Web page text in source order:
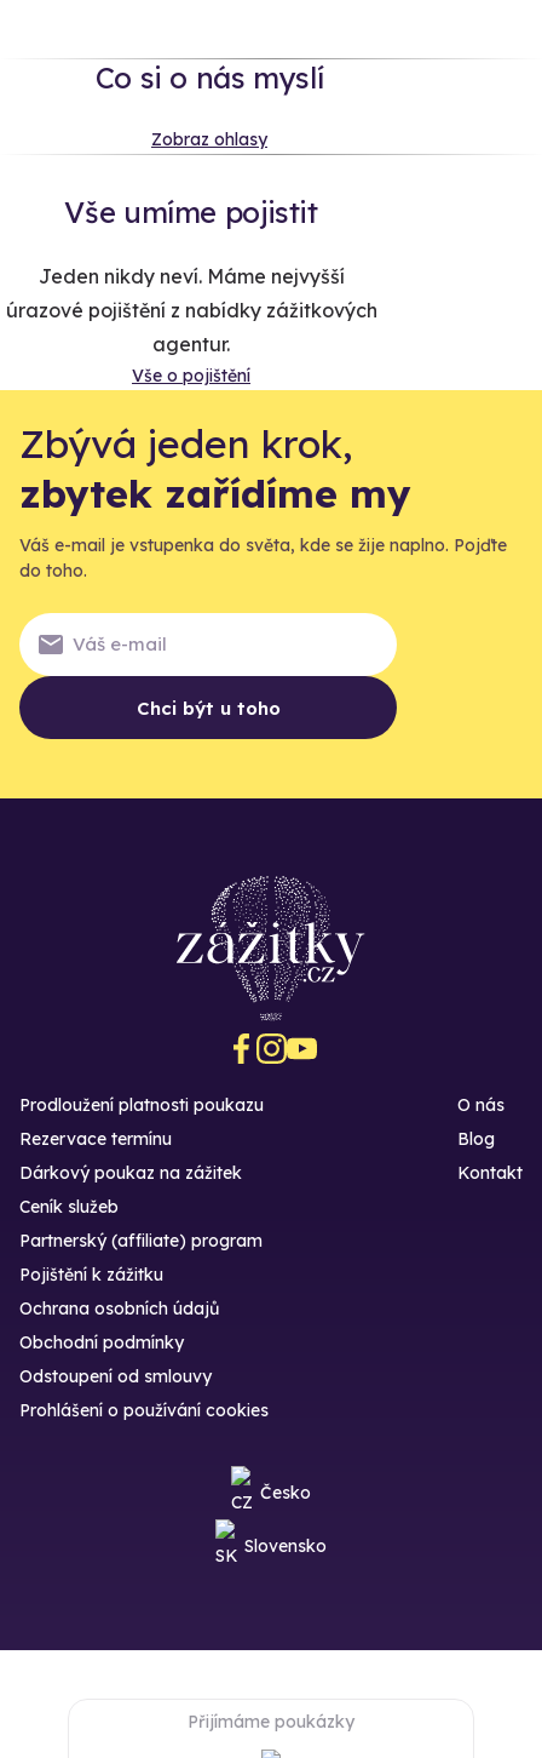
Co si o nás myslí
Zobraz ohlasy
Vše umíme pojistit
Jeden nikdy neví. Máme nejvyšší
úrazové pojištění z nabídky zážitkových
agentur.
Vše o pojištění
Zbývá jeden krok,
zbytek zařídíme my
Váš e-mail je vstupenka do světa, kde se žije naplno. Pojďte
do toho.
Chci být u toho
Prodloužení platnosti poukazu
Rezervace termínu
Dárkový poukaz na zážitek
O nás
Blog
Kontakt
Ceník služeb
Partnerský (affiliate) program
Pojištění k zážitku
Ochrana osobních údajů
Obchodní podmínky
Odstoupení od smlouvy
Prohlášení o používání cookies
Česko
Slovensko
Přijímáme poukázky